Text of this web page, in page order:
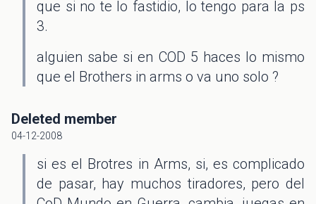
que si no te lo fastidio, lo tengo para la ps
3.
alguien sabe si en COD 5 haces lo mismo
que el Brothers in arms o va uno solo ?
Deleted member
04-12-2008
si es el Brotres in Arms, si, es complicado
de pasar, hay muchos tiradores, pero del